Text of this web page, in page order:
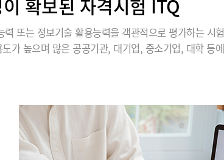
확보된 자격시험 ITQ
또는 정보기술 활용능력을 객관적으로 평가하는 시
가 높으며 많은 공공기관, 대기업, 중소기업, 대학 등